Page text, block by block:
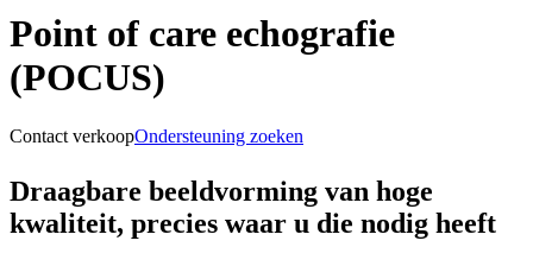
Point of care echografie
(POCUS)
Contact verkoopOndersteuning zoeken
Draagbare beeldvorming van hoge
kwaliteit, precies waar u die nodig heeft